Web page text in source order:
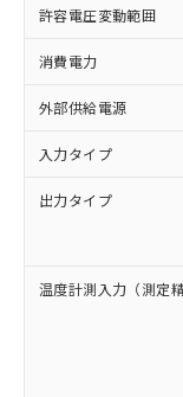
許容電圧変動範囲
消費電力
外部供給電源
入力タイプ
出力タイプ
温度計測入力（測定